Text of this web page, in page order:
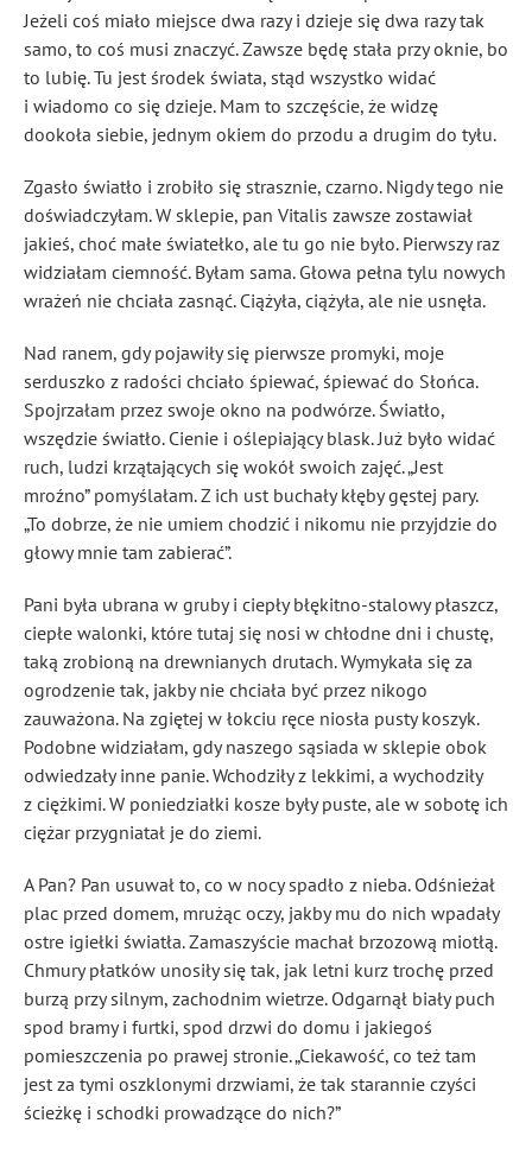
Jeżeli coś miało miejsce dwa razy i dzieje się dwa razy tak
samo, to coś musi znaczyć. Zawsze będę stała przy oknie, bo
to lubię. Tu jest środek świata, stąd wszystko widać
i wiadomo co się dzieje. Mam to szczęście, że widzę
dookoła siebie, jednym okiem do przodu a drugim do tyłu.
Zgasło światło i zrobiło się strasznie, czarno. Nigdy tego nie
doświadczyłam. W sklepie, pan Vitalis zawsze zostawiał
jakieś, choć małe światełko, ale tu go nie było. Pierwszy raz
widziałam ciemność. Byłam sama. Głowa pełna tylu nowych
wrażeń nie chciała zasnąć. Ciążyła, ciążyła, ale nie usnęła.
Nad ranem, gdy pojawiły się pierwsze promyki, moje
serduszko z radości chciało śpiewać, śpiewać do Słońca.
Spojrzałam przez swoje okno na podwórze. Światło,
wszędzie światło. Cienie i oślepiający blask. Już było widać
ruch, ludzi krzątających się wokół swoich zajęć. „Jest
mroźno” pomyślałam. Z ich ust buchały kłęby gęstej pary.
„To dobrze, że nie umiem chodzić i nikomu nie przyjdzie do
głowy mnie tam zabierać”.
Pani była ubrana w gruby i ciepły błękitno-stalowy płaszcz,
ciepłe walonki, które tutaj się nosi w chłodne dni i chustę,
taką zrobioną na drewnianych drutach. Wymykała się za
ogrodzenie tak, jakby nie chciała być przez nikogo
zauważona. Na zgiętej w łokciu ręce niosła pusty koszyk.
Podobne widziałam, gdy naszego sąsiada w sklepie obok
odwiedzały inne panie. Wchodziły z lekkimi, a wychodziły
z ciężkimi. W poniedziałki kosze były puste, ale w sobotę ich
ciężar przygniatał je do ziemi.
A Pan? Pan usuwał to, co w nocy spadło z nieba. Odśnieżał
plac przed domem, mrużąc oczy, jakby mu do nich wpadały
ostre igiełki światła. Zamaszyście machał brzozową miotłą.
Chmury płatków unosiły się tak, jak letni kurz trochę przed
burzą przy silnym, zachodnim wietrze. Odgarnął biały puch
spod bramy i furtki, spod drzwi do domu i jakiegoś
pomieszczenia po prawej stronie. „Ciekawość, co też tam
jest za tymi oszklonymi drzwiami, że tak starannie czyści
ścieżkę i schodki prowadzące do nich?”